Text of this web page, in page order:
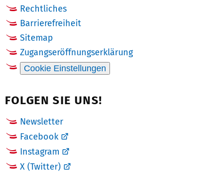
Rechtliches
Barrierefreiheit
Sitemap
Zugangseröffnungserklärung
Cookie Einstellungen
FOLGEN SIE UNS!
Newsletter
Facebook
Instagram
X (Twitter)